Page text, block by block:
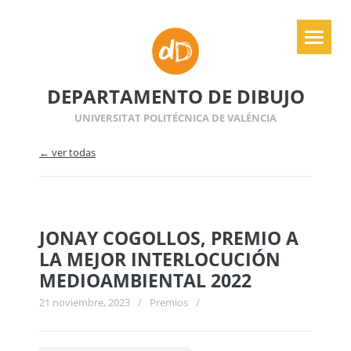
DEPARTAMENTO DE DIBUJO
UNIVERSITAT POLITÉCNICA DE VALÉNCIA
← ver todas
JONAY COGOLLOS, PREMIO A
LA MEJOR INTERLOCUCIÓN
MEDIOAMBIENTAL 2022
21 noviembre, 2023 / Premios /